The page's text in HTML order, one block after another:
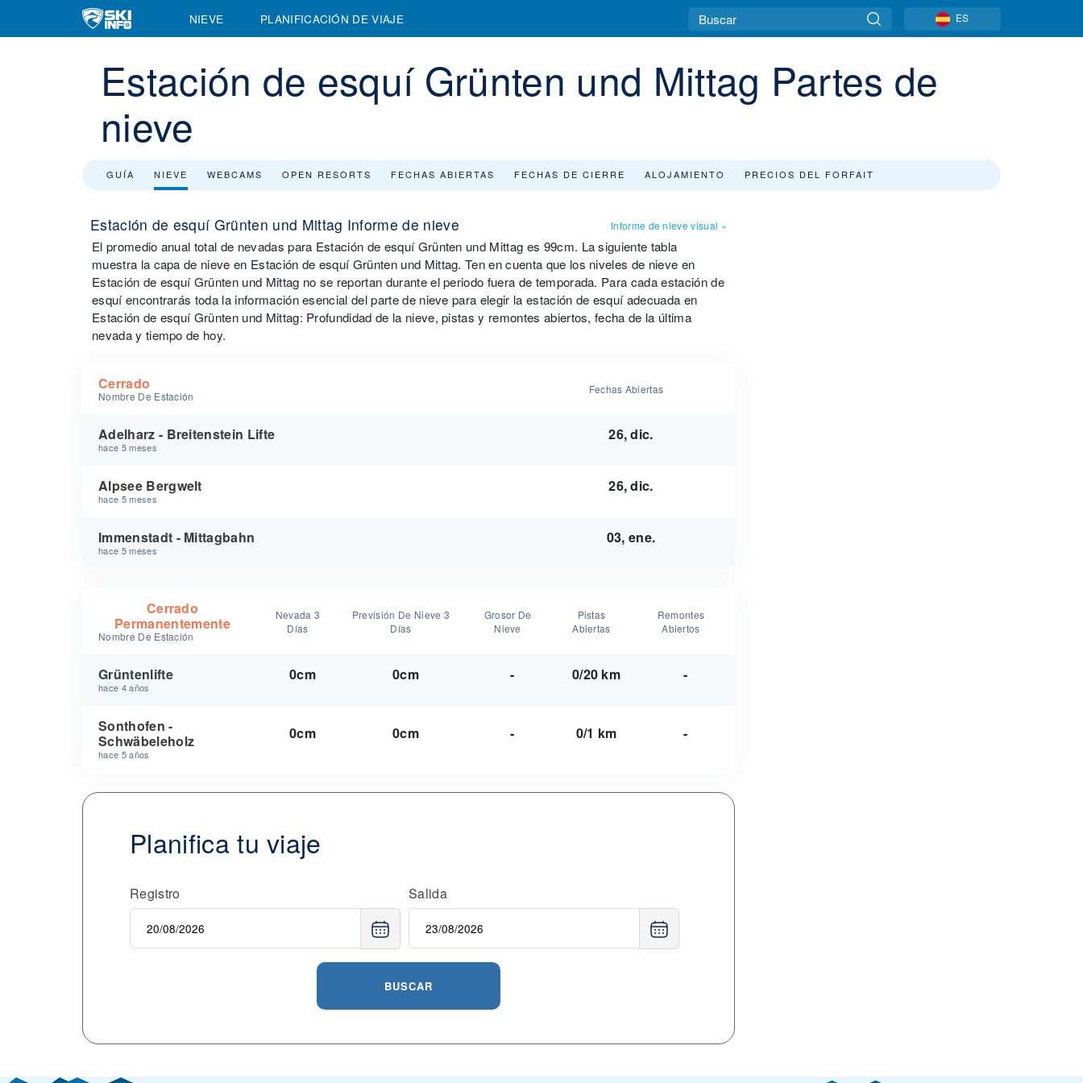
NIEVE PLANIFICACIÓN DE VIAJE ES
Estación de esquí Grünten und Mittag Partes de
nieve
GUÍA NIEVE WEBCAMS OPEN RESORTS FECHAS ABIERTAS FECHAS DE CIERRE ALOJAMIENTO PRECIOS DEL FORFAIT
Estación de esquí Grünten und Mittag Informe de nieve Informe de nieve visual »
El promedio anual total de nevadas para Estación de esquí Grünten und Mittag es 99cm. La siguiente tabla
muestra la capa de nieve en Estación de esquí Grünten und Mittag. Ten en cuenta que los niveles de nieve en
Estación de esquí Grünten und Mittag no se reportan durante el periodo fuera de temporada. Para cada estación de
esquí encontrarás toda la información esencial del parte de nieve para elegir la estación de esquí adecuada en
Estación de esquí Grünten und Mittag: Profundidad de la nieve, pistas y remontes abiertos, fecha de la última
nevada y tiempo de hoy.
Cerrado
Nombre De Estación
Fechas Abiertas
Adelharz - Breitenstein Lifte
hace 5 meses
26, dic.
Alpsee Bergwelt
hace 5 meses
26, dic.
Immenstadt - Mittagbahn
hace 5 meses
03, ene.
Cerrado
Permanentemente
Nombre De Estación
Nevada 3
Días
Previsión De Nieve 3
Días
Grosor De
Nieve
Pistas
Abiertas
Remontes
Abiertos
Grüntenlifte
hace 4 años
0cm 0cm - 0/20 km -
Sonthofen -
Schwäbeleholz
hace 5 años
0cm 0cm - 0/1 km -
Planifica tu viaje
Registro Salida
BUSCAR